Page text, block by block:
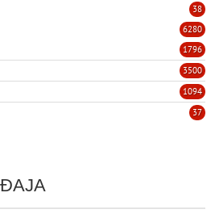
38
6280
1796
3500
1094
37